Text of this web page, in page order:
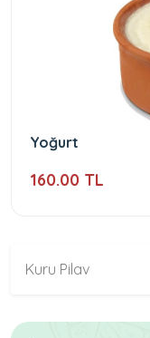
Yoğurt
160.00 TL
Kuru Pilav